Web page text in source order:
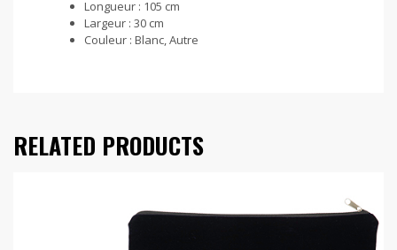
Longueur : 105 cm
Largeur : 30 cm
Couleur : Blanc, Autre
RELATED PRODUCTS